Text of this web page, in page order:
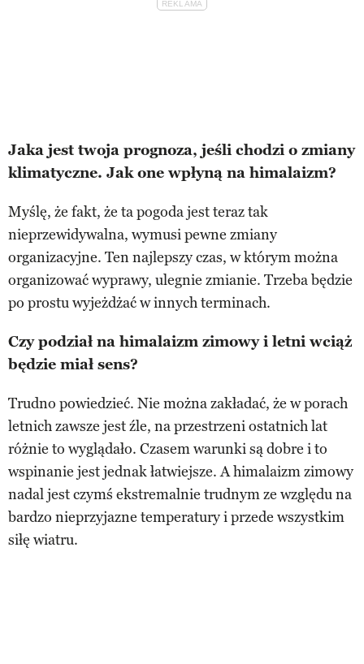
Jaka jest twoja prognoza, jeśli chodzi o zmiany
klimatyczne. Jak one wpłyną na himalaizm?
Myślę, że fakt, że ta pogoda jest teraz tak
nieprzewidywalna, wymusi pewne zmiany
organizacyjne. Ten najlepszy czas, w którym można
organizować wyprawy, ulegnie zmianie. Trzeba będzie
po prostu wyjeżdżać w innych terminach.
Czy podział na himalaizm zimowy i letni wciąż
będzie miał sens?
Trudno powiedzieć. Nie można zakładać, że w porach
letnich zawsze jest źle, na przestrzeni ostatnich lat
różnie to wyglądało. Czasem warunki są dobre i to
wspinanie jest jednak łatwiejsze. A himalaizm zimowy
nadal jest czymś ekstremalnie trudnym ze względu na
bardzo nieprzyjazne temperatury i przede wszystkim
siłę wiatru.